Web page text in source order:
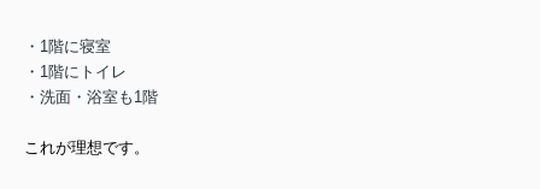
・1階に寝室
・1階にトイレ
・洗面・浴室も1階
これが理想です。